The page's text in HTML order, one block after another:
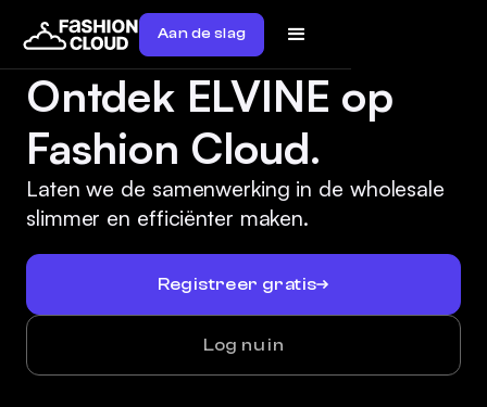
Aan de slag
Ontdek ELVINE op
Fashion Cloud.
Laten we de samenwerking in de wholesale
slimmer en efficiënter maken.
Registreer gratis
Log nu in